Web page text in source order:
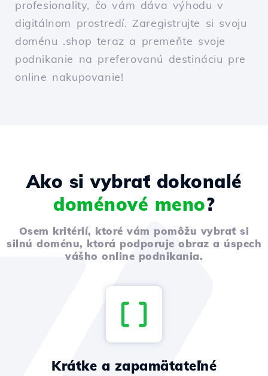
profesionality, čo vám dáva výhodu v
digitálnom prostredí. Zaregistrujte si svoju
doménu .shop teraz a premeňte svoje
podnikanie na preferovanú destináciu pre
online nakupovanie!
Ako si vybrať dokonalé
doménové meno?
Osem kritérií, ktoré vám pomôžu vybrať si
silnú doménu, ktorá podporuje obraz a úspech
vášho online podnikania.
Krátke a zapamätateľné